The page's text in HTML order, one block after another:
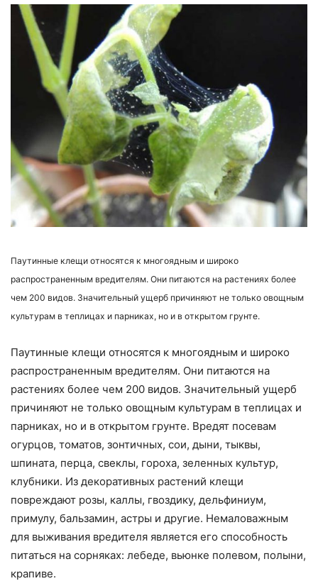
Паутинные клещи относятся к многоядным и широко
распространенным вредителям. Они питаются на растениях более
чем 200 видов. Значительный ущерб причиняют не только овощным
культурам в теплицах и парниках, но и в открытом грунте.
Паутинные клещи относятся к многоядным и широко
распространенным вредителям. Они питаются на
растениях более чем 200 видов. Значительный ущерб
причиняют не только овощным культурам в теплицах и
парниках, но и в открытом грунте. Вредят посевам
огурцов, томатов, зонтичных, сои, дыни, тыквы,
шпината, перца, свеклы, гороха, зеленных культур,
клубники. Из декоративных растений клещи
повреждают розы, каллы, гвоздику, дельфиниум,
примулу, бальзамин, астры и другие. Немаловажным
для выживания вредителя является его способность
питаться на сорняках: лебеде, вьюнке полевом, полыни,
крапиве.